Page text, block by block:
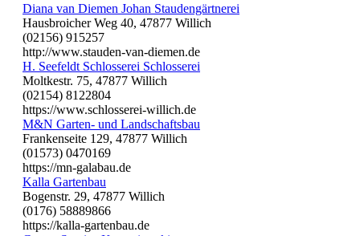
Diana van Diemen Johan Staudengärtnerei
Hausbroicher Weg 40, 47877 Willich
(02156) 915257
http://www.stauden-van-diemen.de
H. Seefeldt Schlosserei Schlosserei
Moltkestr. 75, 47877 Willich
(02154) 8122804
https://www.schlosserei-willich.de
M&N Garten- und Landschaftsbau
Frankenseite 129, 47877 Willich
(01573) 0470169
https://mn-galabau.de
Kalla Gartenbau
Bogenstr. 29, 47877 Willich
(0176) 58889866
https://kalla-gartenbau.de